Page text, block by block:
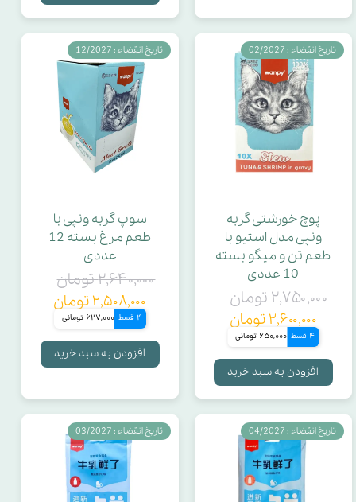
پوچ خورشتی گربه
ونپی مدل استیو با
طعم تن و میگو بسته
10 عددی
۲,۷۵۰,۰۰۰ تومان
۲,۶۰۰,۰۰۰ تومان
4 قسط 650,000 تومانی
افزودن به سبد خرید
تاریخ انقضاء : 02/2027
سوپ گربه ونپی با
طعم مرغ بسته 12
عددی
۲,۶۴۰,۰۰۰ تومان
۲,۵۰۸,۰۰۰ تومان
4 قسط 627,000 تومانی
افزودن به سبد خرید
تاریخ انقضاء : 12/2027
تاریخ انقضاء : 04/2027 تاریخ انقضاء : 03/2027